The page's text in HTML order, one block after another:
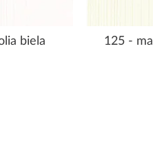
biela 125 -